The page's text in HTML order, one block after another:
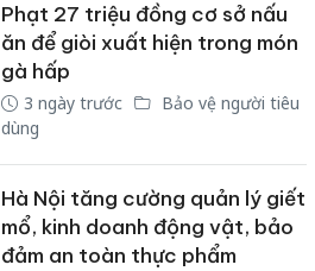
Phạt 27 triệu đồng cơ sở nấu
ăn để giòi xuất hiện trong món
gà hấp
3 ngày trước
Bảo vệ người tiêu
dùng
Hà Nội tăng cường quản lý giết
mổ, kinh doanh động vật, bảo
đảm an toàn thực phẩm